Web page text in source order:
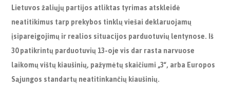
Lietuvos žaliųjų partijos atliktas tyrimas atskleidė
neatitikimus tarp prekybos tinklų viešai deklaruojamų
įsipareigojimų ir realios situacijos parduotuvių lentynose. Iš
30 patikrintų parduotuvių 13-oje vis dar rasta narvuose
laikomų vištų kiaušinių, pažymėtų skaičiumi „3“, arba Europos
Sąjungos standartų neatitinkančių kiaušinių.